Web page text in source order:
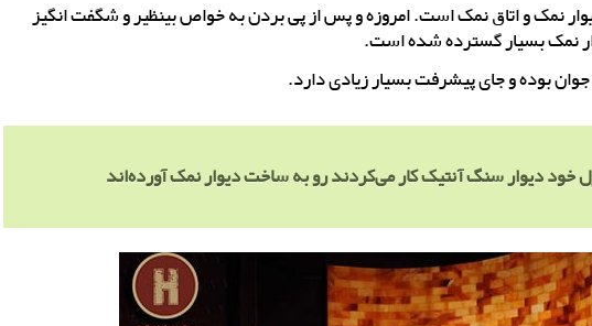
نمک و اتاق نمک است. امروزه و پس از پی بردن به خواص بینظیر و شگفت انگیز
نمک بسیار گسترده شده است.
بوده و جای پیشرفت بسیار زیادی دارد.
خود دیوار سنگ آنتیک کار می‌کردند رو به ساخت دیوار نمک آورده‌اند